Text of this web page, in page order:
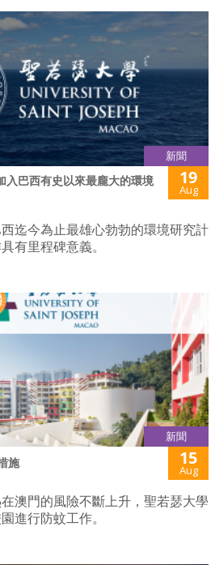
新聞
入巴西有史以來最龐大的環境
19
Aug
迄今為止最雄心勃勃的環境研究計
有里程碑意義。
新聞
施 15
Aug
澳門的風險不斷上升，聖若瑟大學
進行防蚊工作。